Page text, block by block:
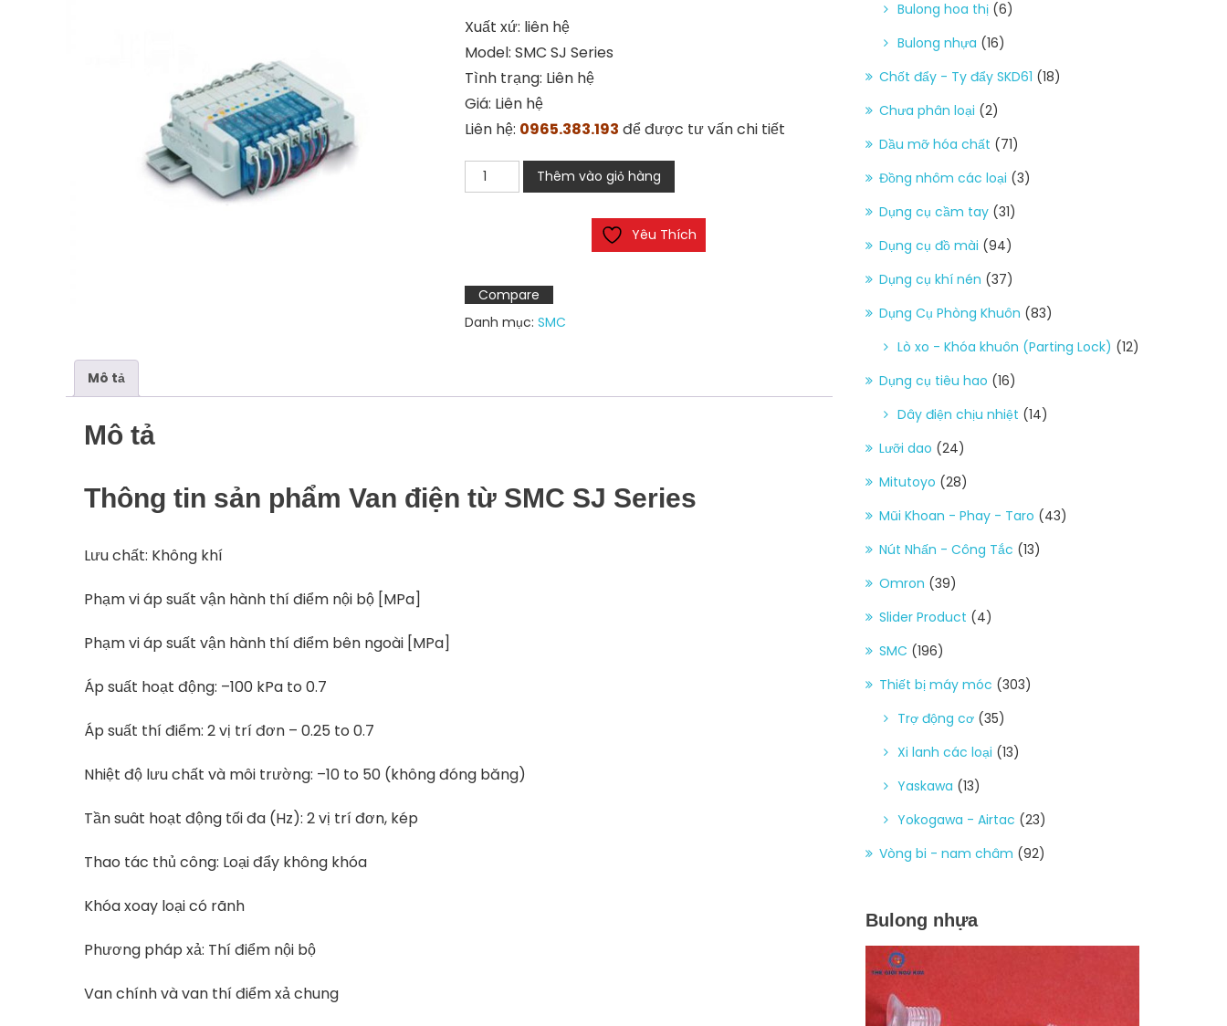
Xuất xứ: liên hệ
Model: SMC SJ Series
Tình trạng: Liên hệ
Giá: Liên hệ
Liên hệ: 0965.383.193 để được tư vấn chi tiết
Van
điện
Series
số
lượng
Thêm vào giỏ hàng
Yêu Thích
Compare
Danh mục: SMC
Mô tả
Mô tả
Thông tin sản phẩm Van điện từ SMC SJ Series
Lưu chất: Không khí
Phạm vi áp suất vận hành thí điểm nội bộ [MPa]
Phạm vi áp suất vận hành thí điểm bên ngoài [MPa]
Áp suất hoạt động: –100 kPa to 0.7
Áp suất thí điểm: 2 vị trí đơn – 0.25 to 0.7
Nhiệt độ lưu chất và môi trường: –10 to 50 (không đóng băng)
Tần suât hoạt động tối đa (Hz): 2 vị trí đơn, kép
Thao tác thủ công: Loại đẩy không khóa
Khóa xoay loại có rãnh
Phương pháp xả: Thí điểm nội bộ
Van chính và van thí điểm xả chung
Bulong hoa thị (6)
Bulong nhựa (16)
Chốt đẩy - Ty đẩy SKD61 (18)
Chưa phân loại (2)
Dầu mỡ hóa chất (71)
Đồng nhôm các loại (3)
Dụng cụ cầm tay (31)
Dụng cụ đồ mài (94)
Dụng cụ khí nén (37)
Dụng Cụ Phòng Khuôn (83)
Lò xo - Khóa khuôn (Parting Lock) (12)
Dụng cụ tiêu hao (16)
Dây điện chịu nhiệt (14)
Lưỡi dao (24)
Mitutoyo (28)
Mũi Khoan - Phay - Taro (43)
Nút Nhấn - Công Tắc (13)
Omron (39)
Slider Product (4)
SMC (196)
Thiết bị máy móc (303)
Trợ động cơ (35)
Xi lanh các loại (13)
Yaskawa (13)
Yokogawa - Airtac (23)
Vòng bi - nam châm (92)
Bulong nhựa